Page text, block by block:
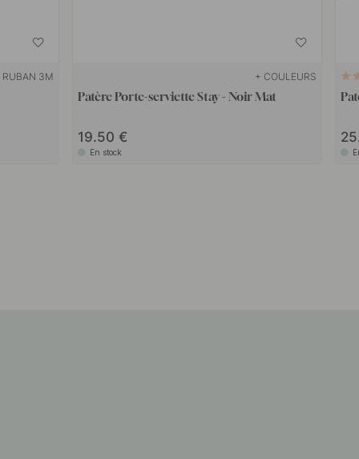
RUBAN 3M + COULEURS
Patère Porte-serviette Stay - Noir Mat
19.50
En stock